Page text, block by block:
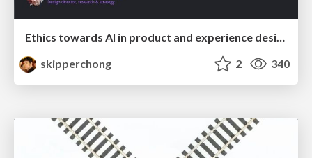
Ethics towards AI in product and experience design
skipperchong
2 340